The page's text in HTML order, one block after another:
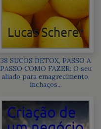
38 SUCOS DETOX, PASSO A
PASSO COMO FAZER: O seu
aliado para emagrecimento,
inchaços...